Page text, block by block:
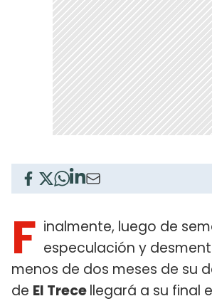
F inalmente, luego de
especulación y
menos de dos meses de su
de El Trecellegará a su final